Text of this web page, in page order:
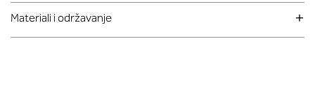
Materiali i održavanje